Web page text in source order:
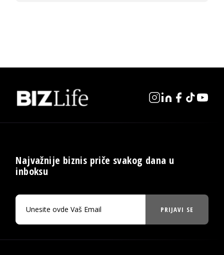
Najvažnije biznis priče svakog dana u
inboksu
PRIJAVI SE